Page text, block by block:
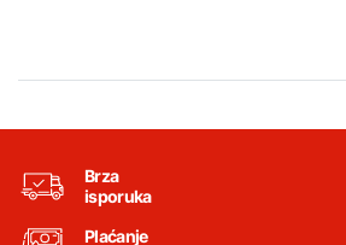
Brza
isporuka
Plaćanje